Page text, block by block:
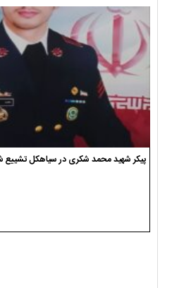
پیکر شهید محمد شکری در سیاهکل تشییع